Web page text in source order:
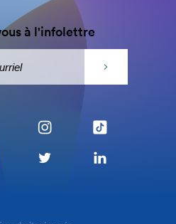
à l'infolettre